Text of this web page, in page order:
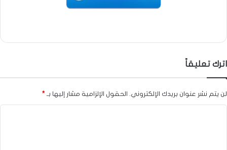
اترك تعليقاً
لن يتم نشر عنوان بريدك الإلكتروني. الحقول الإلزامية مشار إليها بـ *